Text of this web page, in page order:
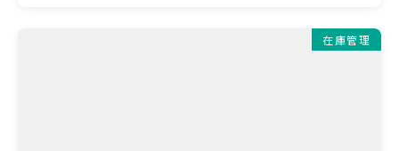
在庫管理